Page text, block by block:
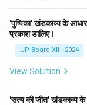
'पुष्पिका' खंडकाव्य के आधार
प्रकाश डालिए।
UP Board XII - 2024
View Solution
'सत्य की जीत' खंडकाव्य के